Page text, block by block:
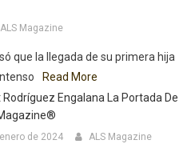
ALS Magazine
que la llegada de su primera hija
Read More
Rodríguez Engalana La Portada De
de 2024 ALS Magazine